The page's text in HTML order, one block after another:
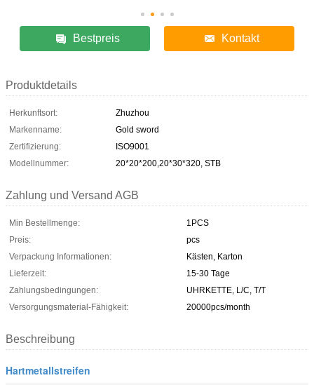
Bestpreis Kontakt
Produktdetails
Herkunftsort:
Zhuzhou
Markenname:
Gold sword
Zertifizierung:
ISO9001
Modellnummer:
20*20*200,20*30*320, STB
Zahlung und Versand AGB
Min Bestellmenge:
1PCS
Preis:
pcs
Verpackung Informationen:
Kästen, Karton
Lieferzeit:
15-30 Tage
Zahlungsbedingungen:
UHRKETTE, L/C, T/T
Versorgungsmaterial-Fähigkeit:
20000pcs/month
Beschreibung
Hartmetallstreifen